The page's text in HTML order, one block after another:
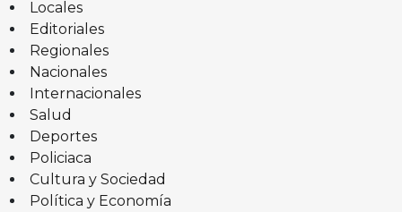
Locales
Editoriales
Regionales
Nacionales
Internacionales
Salud
Deportes
Policiaca
Cultura y Sociedad
Política y Economía